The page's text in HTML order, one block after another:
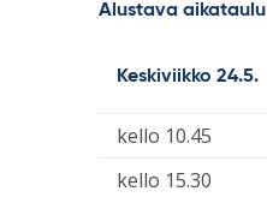
Alustava aikataulu
Keskiviikko 24.5.
kello 10.45
kello 15.30